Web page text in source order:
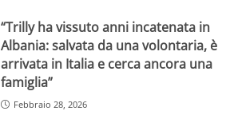
“Trilly ha vissuto anni incatenata in
Albania: salvata da una volontaria, è
arrivata in Italia e cerca ancora una
famiglia”
Febbraio 28, 2026